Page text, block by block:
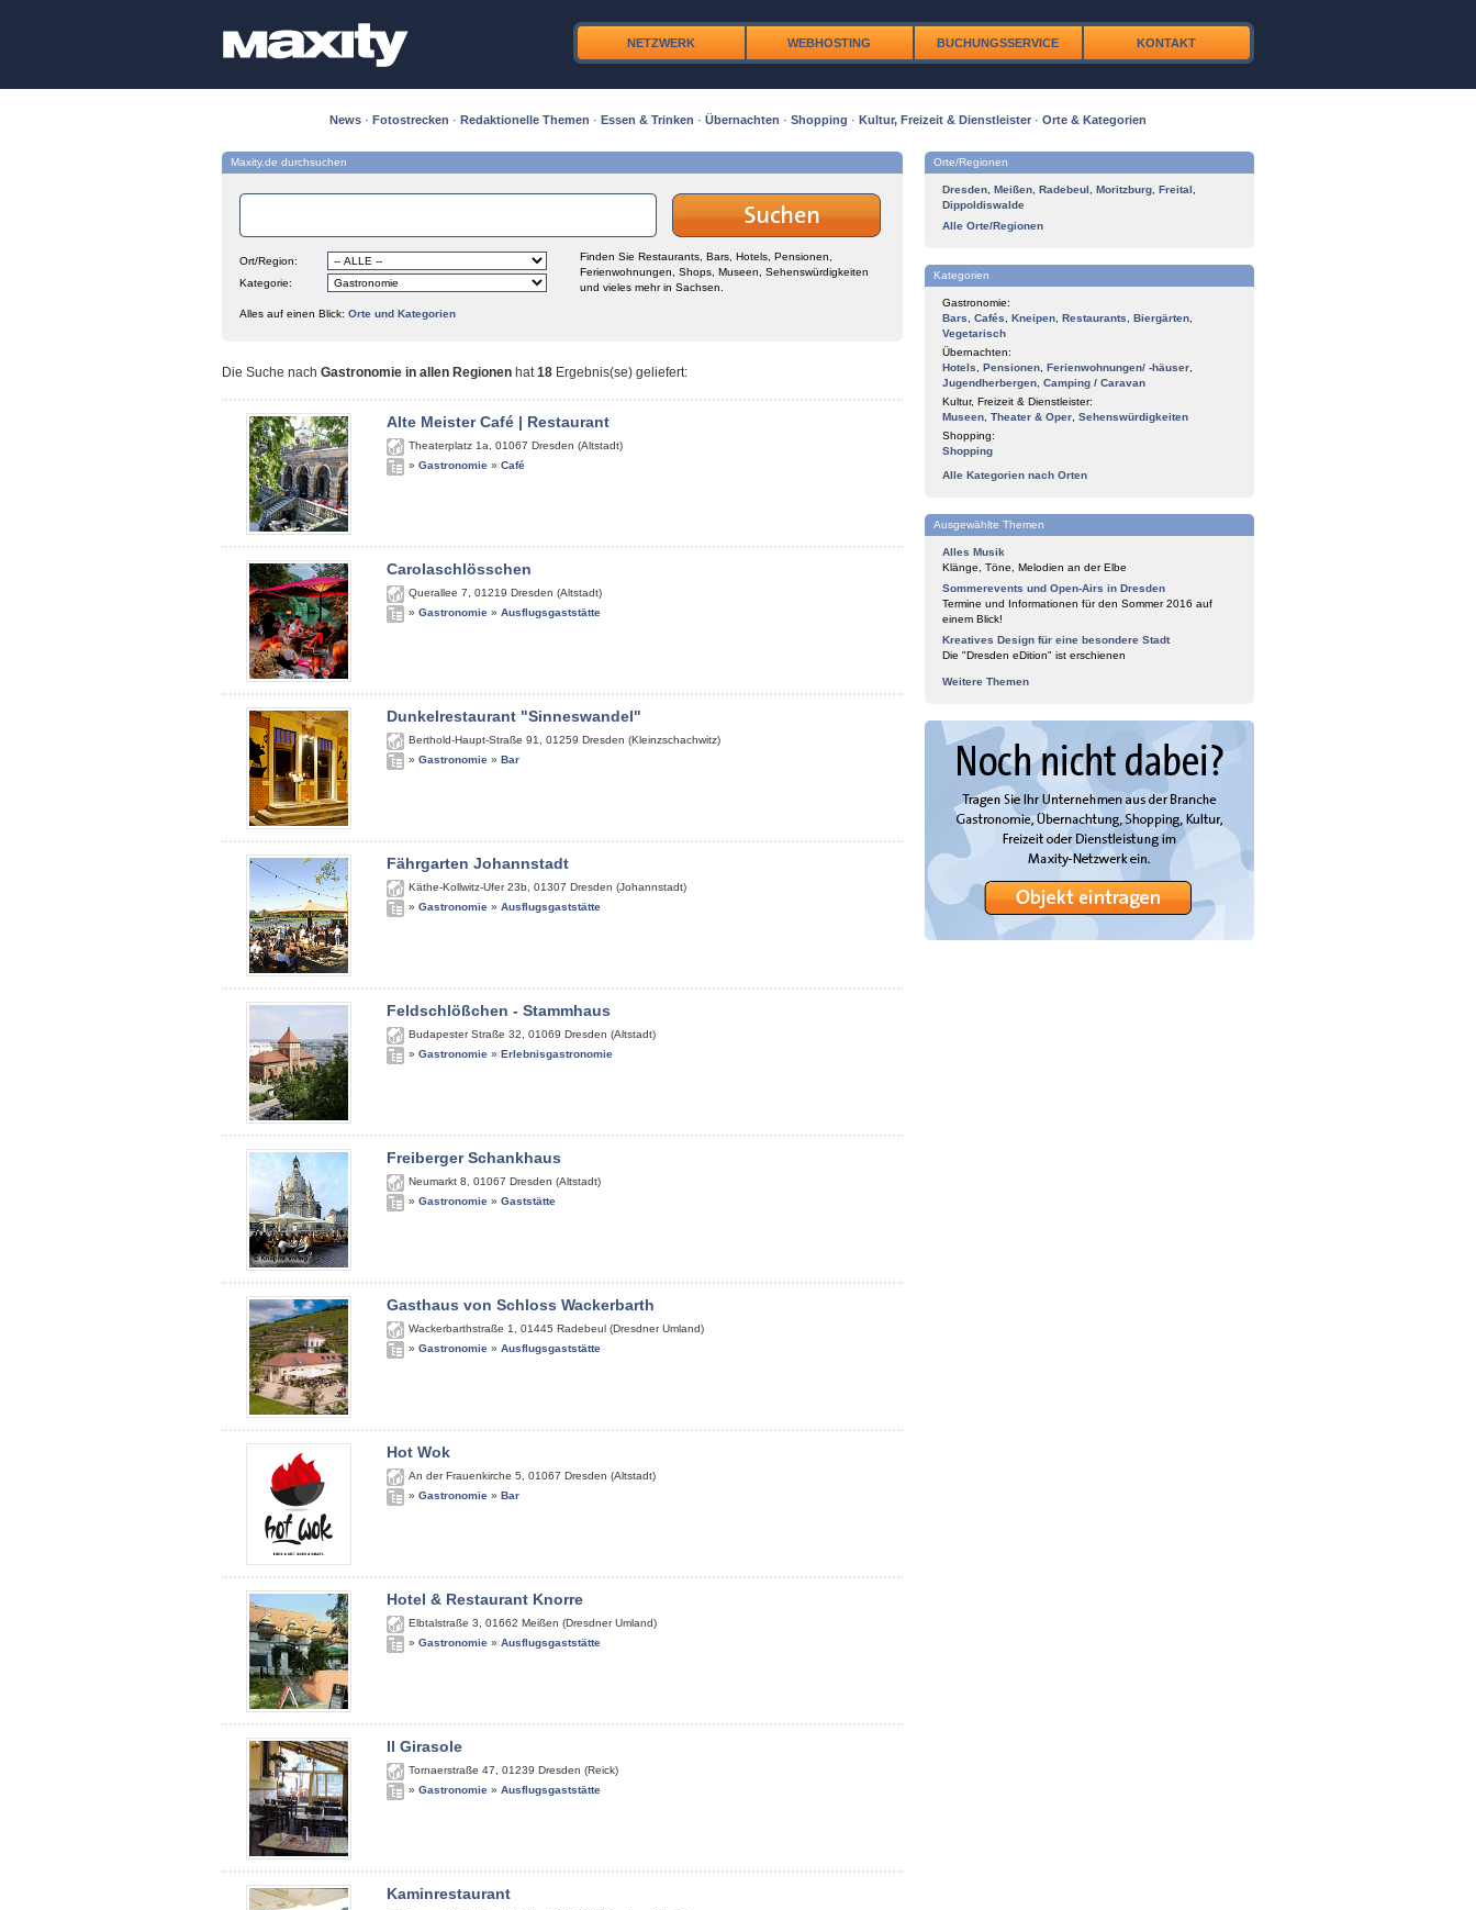
NETZWERK WEBHOSTING BUCHUNGSSERVICE KONTAKT
News · Fotostrecken · Redaktionelle Themen · Essen & Trinken · Übernachten · Shopping · Kultur, Freizeit & Dienstleister · Orte & Kategorien
Maxity.de durchsuchen
Ort/Region:
Kategorie:
Finden Sie Restaurants, Bars, Hotels, Pensionen,
Ferienwohnungen, Shops, Museen, Sehenswürdigkeiten
und vieles mehr in Sachsen.
Alles auf einen Blick: Orte und Kategorien
Die Suche nach Gastronomie in allen Regionen hat18 Ergebnis(se) geliefert:
Alte Meister Café | Restaurant
Theaterplatz 1a 01067 Dresden (Altstadt)
» Gastronomie » Café
Carolaschlösschen
Querallee 7 01219 Dresden (Altstadt)
» Gastronomie » Ausflugsgaststätte
Dunkelrestaurant "Sinneswandel"
Berthold-Haupt-Straße 91 01259 Dresden (Kleinzschachwitz)
» Gastronomie » Bar
Fährgarten Johannstadt
Käthe-Kollwitz-Ufer 23b 01307 Dresden (Johannstadt)
» Gastronomie » Ausflugsgaststätte
Feldschlößchen - Stammhaus
Budapester Straße 32 01069 Dresden (Altstadt)
» Gastronomie » Erlebnisgastronomie
Freiberger Schankhaus
Neumarkt 8 01067 Dresden (Altstadt)
» Gastronomie » Gaststätte
Gasthaus von Schloss Wackerbarth
Wackerbarthstraße 1 01445 Radebeul (Dresdner Umland)
» Gastronomie » Ausflugsgaststätte
Hot Wok
An der Frauenkirche 5 01067 Dresden (Altstadt)
» Gastronomie » Bar
Hotel & Restaurant Knorre
Elbtalstraße 3 01662 Meißen (Dresdner Umland)
» Gastronomie » Ausflugsgaststätte
Il Girasole
Tornaerstraße 47 01239 Dresden (Reick)
» Gastronomie » Ausflugsgaststätte
Kaminrestaurant
Orte/Regionen
Dresden Meißen Radebeul Moritzburg Freital
Dippoldiswalde
Alle Orte/Regionen
Kategorien
Gastronomie:
Bars
Cafés Kneipen Restaurants Biergärten
Vegetarisch
Übernachten:
Hotels
Pensionen Ferienwohnungen/ -häuser
Jugendherbergen Camping / Caravan
Kultur, Freizeit & Dienstleister:
Museen Theater & Oper Sehenswürdigkeiten
Shopping:
Shopping
Alle Kategorien nach Orten
Ausgewählte Themen
Alles Musik
Klänge, Töne, Melodien an der Elbe
Sommerevents und Open-Airs in Dresden
Termine und Informationen für den Sommer 2016 auf
einem Blick!
Kreatives Design für eine besondere Stadt
Die "Dresden eDition" ist erschienen
Weitere Themen